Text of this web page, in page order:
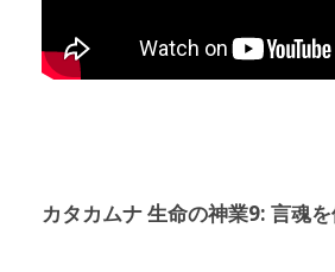
カタカムナ 生命の神業9: 言魂